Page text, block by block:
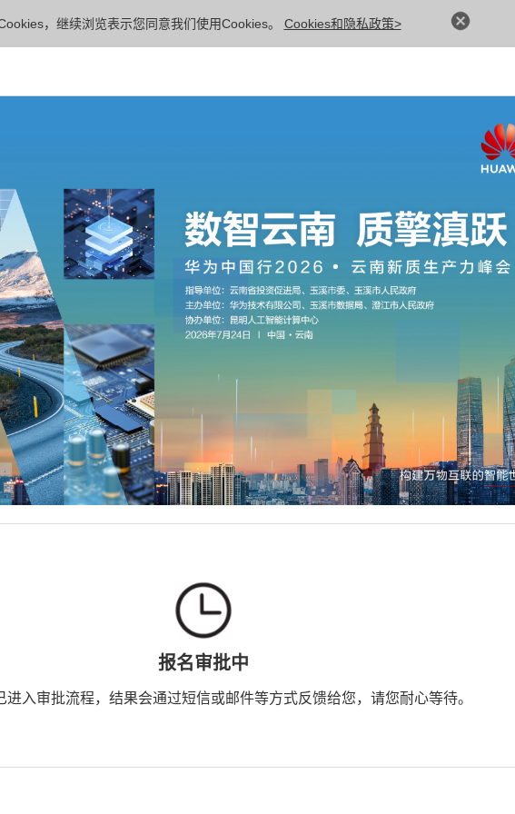
，继续浏览表示您同意我们使用Cookies。 Cookies和隐私政策>
报名审批中
进入审批流程，结果会通过短信或邮件等方式反馈给您，请您耐心等待。